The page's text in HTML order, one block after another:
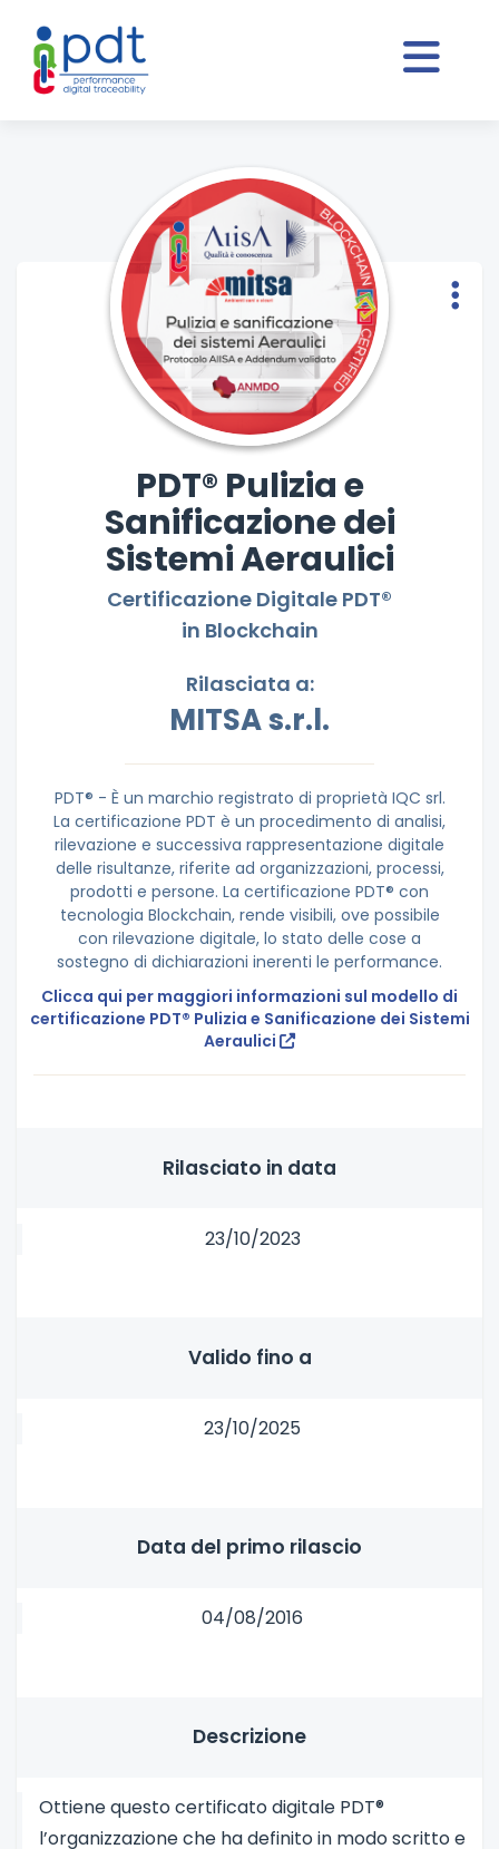
PDT® Pulizia e
Sanificazione dei
Sistemi Aeraulici
Certificazione Digitale PDT®
in Blockchain
Rilasciata a:
MITSA s.r.l.
PDT® - È un marchio registrato di proprietà IQC srl.
La certificazione PDT è un procedimento di analisi,
rilevazione e successiva rappresentazione digitale
delle risultanze, riferite ad organizzazioni, processi,
prodotti e persone. La certificazione PDT® con
tecnologia Blockchain, rende visibili, ove possibile
con rilevazione digitale, lo stato delle cose a
sostegno di dichiarazioni inerenti le performance.
Clicca qui per maggiori informazioni sul modello di
certificazione PDT® Pulizia e Sanificazione dei Sistemi
Aeraulici
Rilasciato in data
23/10/2023
Valido fino a
23/10/2025
Data del primo rilascio
04/08/2016
Descrizione
Ottiene questo certificato digitale PDT®
l’organizzazione che ha definito in modo scritto e